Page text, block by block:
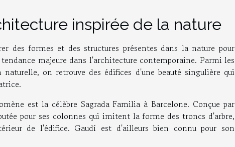
inspirée de la nature
des formes et des structures présentes dans la nature pour
majeure dans l'architecture contemporaine. Parmi les
on retrouve des édifices d'une beauté singulière qui
est la célèbre Sagrada Familia à Barcelone. Conçue par
pour ses colonnes qui imitent la forme des troncs d'arbre,
de l'édifice. Gaudí est d'ailleurs bien connu pour son